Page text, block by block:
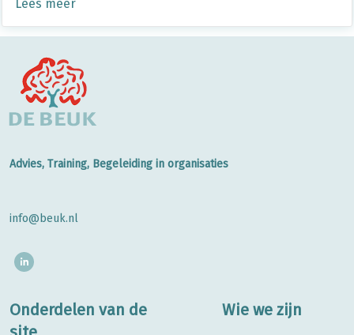
Lees meer
Advies, Training, Begeleiding in organisaties
info@beuk.nl
Onderdelen van de
Wie we zijn